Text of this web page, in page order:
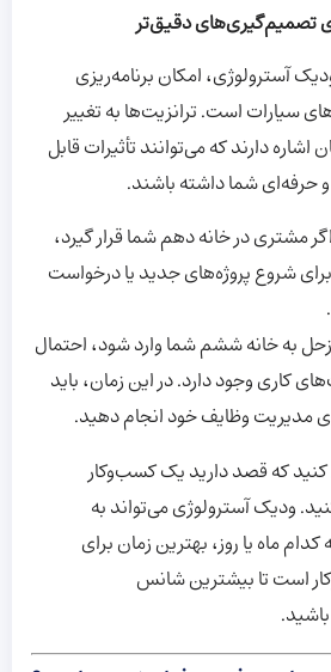
تصمیم‌گیری‌های دقیق‌تر
آسترولوژی، امکان برنامه‌ریزی
سیارات است. ترانزیت‌ها به تغییر
دارند که می‌توانند تأثیرات قابل
شما داشته باشند.
اگر مشتری در خانه دهم شما قرار گیرد،
شروع پروژه‌های جدید یا درخواست
به خانه ششم شما وارد شود، احتمال
کاری وجود دارد. در این زمان، باید
مدیریت وظایف خود انجام دهید.
که قصد دارید یک کسب‌وکار
ودیک آسترولوژی می‌تواند به
ماه یا روز، بهترین زمان برای
است تا بیشترین شانس